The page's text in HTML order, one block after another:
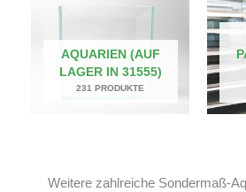
AQUARIEN (AUF
LAGER IN 31555)
231 PRODUKTE
Weitere zahlreiche Sondermaß-